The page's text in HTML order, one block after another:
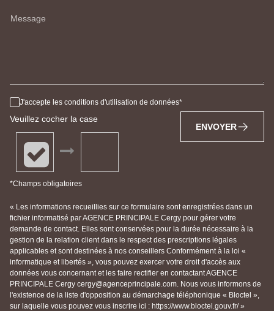
Message
J'accepte les conditions d'utilisation de données
Veuillez cocher la case
*Champs obligatoires
ENVOYER
« Les informations recueillies sur ce formulaire sont enregistrées dans un
fichier informatisé par AGENCE PRINCIPALE Cergy pour gérer votre
demande de contact. Elles sont conservées pour la durée nécessaire à la
gestion de la relation client dans le respect des prescriptions légales
applicables et sont destinées à nos conseillers Conformément à la loi «
informatique et libertés », vous pouvez exercer votre droit d'accès aux
données vous concernant et les faire rectifier en contactant AGENCE
PRINCIPALE Cergy cergy@agenceprincipale.com. Nous vous informons de
l'existence de la liste d'opposition au démarchage téléphonique « Bloctel »,
sur laquelle vous pouvez vous inscrire ici : https://www.bloctel.gouv.fr/ »